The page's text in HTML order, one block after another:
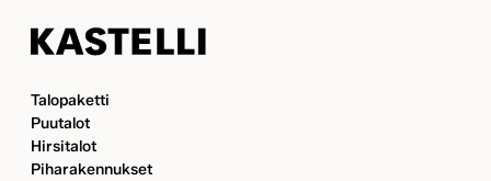
Talopaketti
Puutalot
Hirsitalot
Piharakennukset